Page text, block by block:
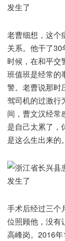
老曹细想，这个
关系。他干了
时候，在和平交
班值班是经常的
警。老曹说那时
驾司机的过激行
间，曹文汉经常
是自己太累了，
是这么生出来的。
手术后经过三个
位照顾他，没有
高峰岗。2016